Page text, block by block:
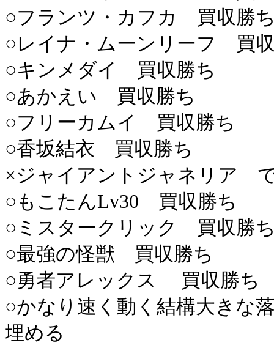
○フランツ・カフカ 買収勝
○レイナ・ムーンリーフ 買
○キンメダイ 買収勝ち
○あかえい 買収勝ち
○フリーカムイ 買収勝ち
○香坂結衣 買収勝ち
×ジャイアントジャネリア
○もこたんLv30 買収勝ち
○ミスタークリック 買収勝
○最強の怪獣 買収勝ち
○勇者アレックス 買収勝ち
○かなり速く動く結構大きな
埋める